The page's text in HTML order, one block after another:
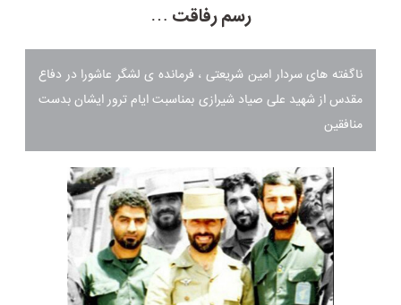
رسم رفاقت …
ناگفته های سردار امین شریعتی ، فرمانده ی لشگر عاشورا در دفاع
مقدس از شهید علی صیاد شیرازی بمناسبت ایام ترور ایشان بدست
منافقین